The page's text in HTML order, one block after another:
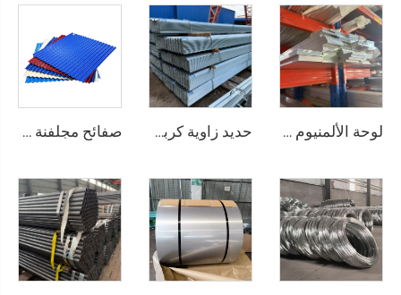
لوحة الألمنيوم المستوية حديد زاوية كربوني زاوية متساوية الساقين صفائح مجلفنة مموجة، صفحات تسقيف مطلية بالألوان